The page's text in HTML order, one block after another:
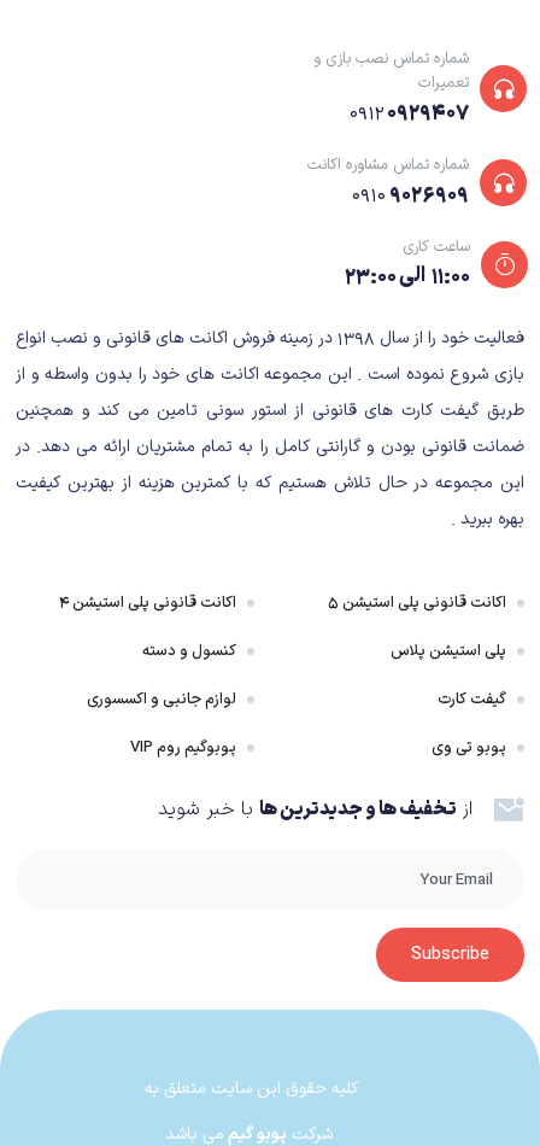
شماره تماس نصب بازی و
تعمیرات
۰۹۱۲۰۹۲۹۴۰۷
شماره تماس مشاوره اکانت
۰۹۱۰ ۹۰۲۶۹۰۹
ساعت کاری
۱۱:۰۰ الی ۲۳:۰۰
فعالیت خود را از سال ۱۳۹۸ در زمینه فروش اکانت های قانونی و نصب انواع
بازی شروع نموده است . این مجموعه اکانت های خود را بدون واسطه و از
طریق گیفت کارت های قانونی از استور سونی تامین می کند و همچنین
ضمانت قانونی بودن و گارانتی کامل را به تمام مشتریان ارائه می دهد. در
این مجموعه در حال تلاش هستیم که با کمترین هزینه از بهترین کیفیت
بهره ببرید .
اکانت قانونی پلی استیشن ۵
پلی استیشن پلاس
گیفت کارت
پوبو تی وی
اکانت قانونی پلی استیشن ۴
کنسول و دسته
لوازم جانبی و اکسسوری
پوبوگیم روم VIP
از تخفیف ها و جدیدترین ها با خبر شوید
Subscribe
کلیه حقوق این سایت متعلق به
شرکت پوبو گیممی باشد